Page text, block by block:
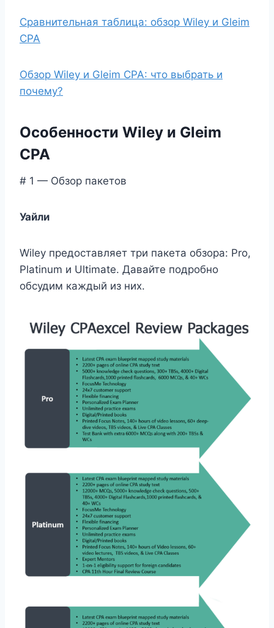
Сравнительная таблица: обзор Wiley и Gleim
CPA
Обзор Wiley и Gleim CPA: что выбрать и
почему?
Особенности Wiley и Gleim
CPA
# 1 — Обзор пакетов
Уайли
Wiley предоставляет три пакета обзора: Pro,
Platinum и Ultimate. Давайте подробно
обсудим каждый из них.